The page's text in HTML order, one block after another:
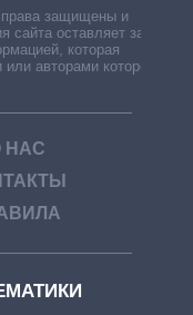
защищены и
сайта оставляет за
которая
авторами которой
НАС